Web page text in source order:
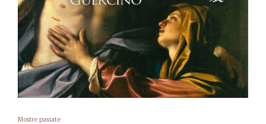
Mostre passate